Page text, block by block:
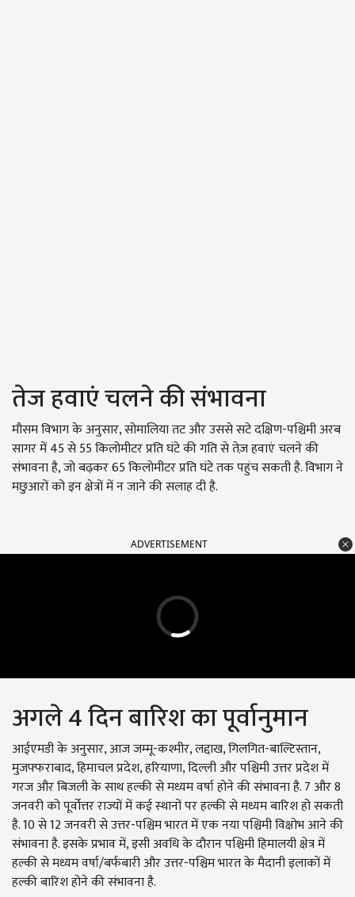
तेज हवाएं चलने की संभावना
मौसम विभाग के अनुसार, सोमालिया तट और उससे सटे दक्षिण-पश्चिमी अरब
सागर में 45 से 55 किलोमीटर प्रति घंटे की गति से तेज़ हवाएं चलने की
संभावना है, जो बढ़कर 65 किलोमीटर प्रति घंटे तक पहुंच सकती है. विभाग ने
मछुआरों को इन क्षेत्रों में न जाने की सलाह दी है.
ADVERTISEMENT
अगले 4 दिन बारिश का पूर्वानुमान
आईएमडी के अनुसार, आज जम्मू-कश्मीर, लद्दाख, गिलगित-बाल्टिस्तान,
मुजफ्फराबाद, हिमाचल प्रदेश, हरियाणा, दिल्ली और पश्चिमी उत्तर प्रदेश में
गरज और बिजली के साथ हल्की से मध्यम वर्षा होने की संभावना है. 7 और 8
जनवरी को पूर्वोत्तर राज्यों में कई स्थानों पर हल्की से मध्यम बारिश हो सकती
है. 10 से 12 जनवरी से उत्तर-पश्चिम भारत में एक नया पश्चिमी विक्षोभ आने की
संभावना है. इसके प्रभाव में, इसी अवधि के दौरान पश्चिमी हिमालयी क्षेत्र में
हल्की से मध्यम वर्षा/बर्फबारी और उत्तर-पश्चिम भारत के मैदानी इलाकों में
हल्की बारिश होने की संभावना है.